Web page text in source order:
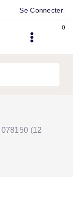
Se Connecter
0
078150 (12